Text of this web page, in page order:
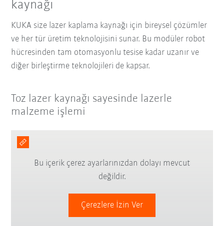
kaynağı
KUKA size lazer kaplama kaynağı için bireysel çözümler
ve her tür üretim teknolojisini sunar. Bu modüler robot
hücresinden tam otomasyonlu tesise kadar uzanır ve
diğer birleştirme teknolojileri de kapsar.
Toz lazer kaynağı sayesinde lazerle
malzeme işlemi
Bu içerik çerez ayarlarınızdan dolayı mevcut
değildir.
Çerezlere İzin Ver